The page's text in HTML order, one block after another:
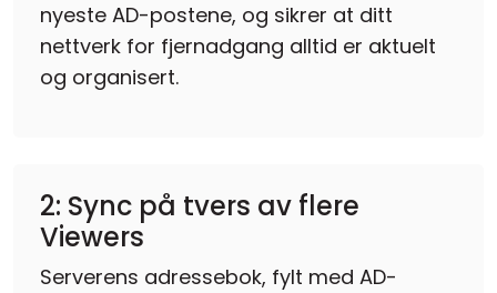
nyeste AD-postene, og sikrer at ditt
nettverk for fjernadgang alltid er aktuelt
og organisert.
2: Sync på tvers av flere
Viewers
Serverens adressebok, fylt med AD-